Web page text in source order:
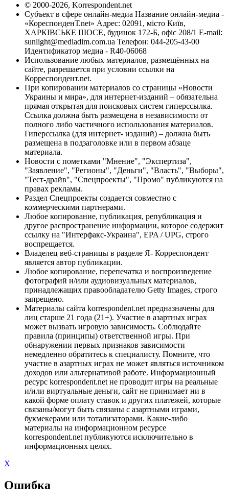
© 2000-2026, Korrespondent.net
Субъект в сфере онлайн-медиа Название онлайн-медиа -
«КореспонденТ.net» Адрес: 02091, місто Київ,
ХАРКІВСЬКЕ ШОСЕ, будинок 172-Б, офіс 208/1 E-mail:
sunlight@mediadim.com.ua Телефон: 044-205-43-00
Идентификатор медиа - R40-06068
Использование любых материалов, размещённых на
сайте, разрешается при условии ссылки на
Корреспондент.net.
При копировании материалов со страницы «Новости
Украины и мира», для интернет-изданий – обязательна
прямая открытая для поисковых систем гиперссылка.
Ссылка должна быть размещена в независимости от
полного либо частичного использования материалов.
Гиперссылка (для интернет- изданий) – должна быть
размещена в подзаголовке или в первом абзаце
материала.
Новости с пометками "Мнение", "Экспертиза",
"Заявление", "Регионы", "Деньги", "Власть", "Выборы",
"Тест-драйв", "Спецпроекты", "Промо" публикуются на
правах рекламы.
Раздел Спецпроекты создается совместно с
коммерческими партнерами.
Любое копирование, публикация, републикация и
другое распространение информации, которое содержит
ссылку на "Интерфакс-Украина", EPA / UPG, строго
воспрещается.
Владелец веб-страницы в разделе Я- Корреспондент
является автор публикации.
Любое копирование, перепечатка и воспроизведение
фотографий и/или аудиовизуальных материалов,
принадлежащих правообладателю Getty Images, строго
запрещено.
Материалы сайта korrespondent.net предназначены для
лиц старше 21 года (21+). Участие в азартных играх
может вызвать игровую зависимость. Соблюдайте
правила (принципы) ответственной игры. При
обнаружении первых признаков зависимости
немедленно обратитесь к специалисту. Помните, что
участие в азартных играх не может являться источником
доходов или альтернативой работе. Информационный
ресурс korrespondent.net не проводит игры на реальные
и/или виртуальные деньги, сайт не принимает ни в
какой форме оплату ставок и других платежей, которые
связаны/могут быть связаны с азартными играми,
букмекерами или тотализаторами. Какие-либо
материалы на информационном ресурсе
korrespondent.net публикуются исключительно в
информационных целях.
X
Ошибка